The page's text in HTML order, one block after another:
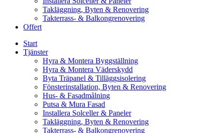
Takläggning, Byten & Renovering
Takterrass- & Balkongrenovering
Offert
Start
Tjänster
Hyra & Montera Byggställning
Hyra & Montera Väderskydd
Byta Träpanel & Tilläggsisolering
Fönsterinstallation, Byten & Renovering
Hus- & Fasadmålning
Putsa & Mura Fasad
Installera Solceller & Paneler
Takläggning, Byten & Renovering
Takterrass- & Balkongrenovering